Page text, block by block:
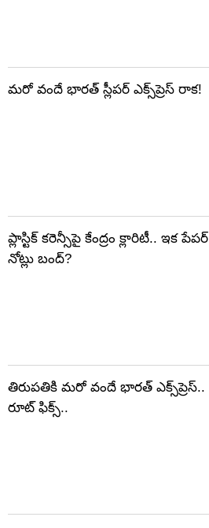
మరో వందే భారత్ స్లీపర్ ఎక్స్‌ప్రెస్ రాక!
ప్లాస్టిక్‌ కరెన్సీపై కేంద్రం క్లారిటీ.. ఇక పేపర్‌
నోట్లు బంద్‌?
తిరుపతికి మరో వందే భారత్ ఎక్స్‌ప్రెస్..
రూట్ ఫిక్స్..